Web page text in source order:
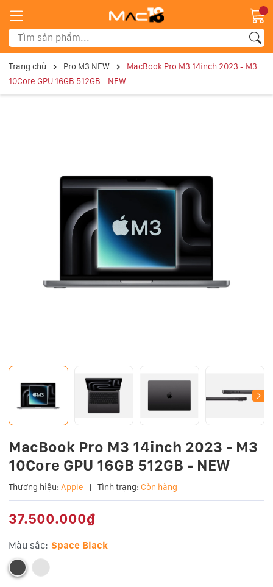
Trang chủ Pro M3 NEW
MacBook Pro M3 14inch 2023 - M3
10Core GPU 16GB 512GB - NEW
MacBook Pro M3 14inch 2023 - M3
10Core GPU 16GB 512GB - NEW
Thương hiệu: Apple | Tình trạng: Còn hàng
37.500.000₫
Màu sắc: Space Black